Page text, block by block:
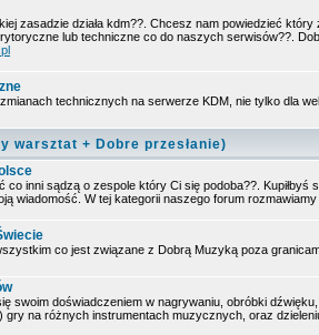
zasadzie działa kdm??. Chcesz nam powiedzieć
lub techniczne co do naszych serwisów??.
technicznych na serwerze KDM, nie tylko dla
warsztat + Dobre przesłanie)
co inni sądzą o zespole który Ci się podoba??. Kupiłbyś
wiadomość. W tej kategorii naszego forum
co jest związane z Dobrą Muzyką poza
swoim doświadczeniem w nagrywaniu, obróbki
gry na różnych instrumentach muzycznych, oraz